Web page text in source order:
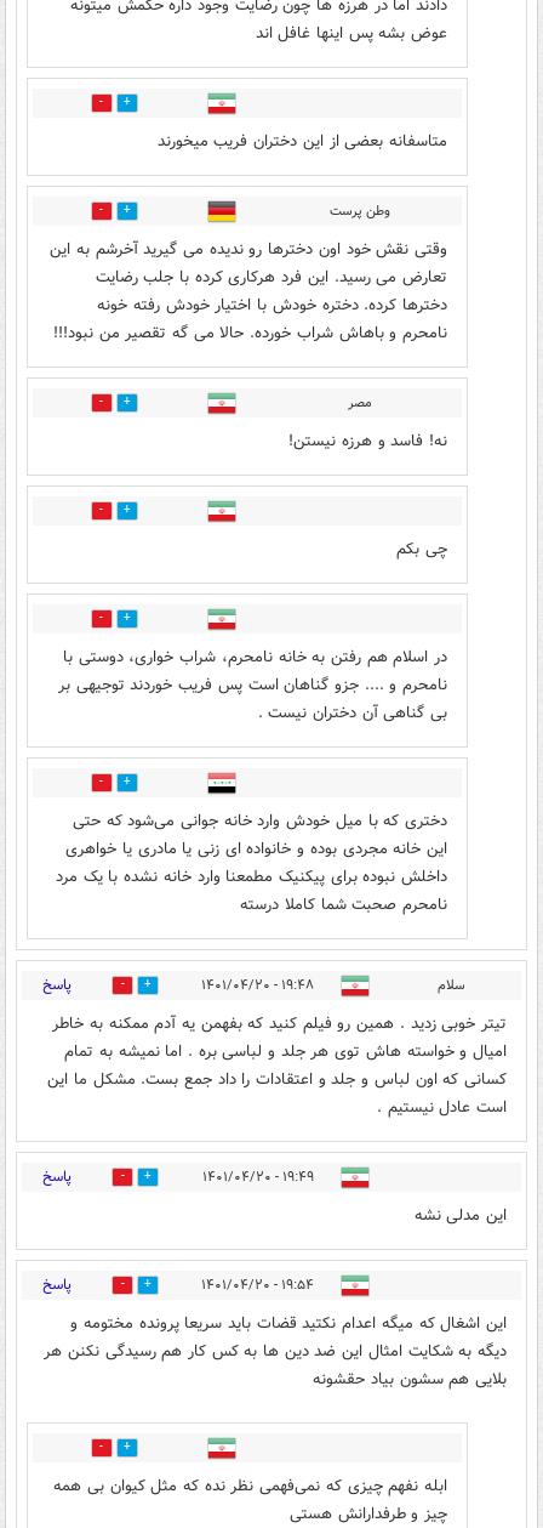
دادند اما در هرزه ها چون رضایت وجود داره حکمش میتونه
عوض بشه پس اینها غافل اند
10
متاسفانه بعضی از این دختران فریب میخورند
وطن پرست 22
وقتی نقش خود اون دخترها رو ندیده می گیرید آخرشم به این
تعارض می رسید. این فرد هرکاری کرده با جلب رضایت
دخترها کرده. دختره خودش با اختیار خودش رفته خونه
نامحرم و باهاش شراب خورده. حالا می گه تقصیر من نبود!!!
مصر 1
نه! فاسد و هرزه نیستن!
1
چی بکم
5
در اسلام هم رفتن به خانه نامحرم، شراب خواری، دوستی با
نامحرم و .... جزو گناهان است پس فریب خوردند توجیهی بر
بی گناهی آن دختران نیست .
5
دختری که با میل خودش وارد خانه جوانی می‌شود که حتی
این خانه مجردی بوده و خانواده ای زنی یا مادری یا خواهری
داخلش نبوده برای پیکنیک مطمعنا وارد خانه نشده با یک مرد
نامحرم صحبت شما کاملا درسته
سلام ۱۹:۴۸ - ۱۴۰۱/۰۴/۲۰ 6 پاسخ
تیتر خوبی زدید . همین رو فیلم کنید که بفهمن یه آدم ممکنه به خاطر
امیال و خواسته هاش توی هر جلد و لباسی بره . اما نمیشه به تمام
کسانی که اون لباس و جلد و اعتقادات را داد جمع بست. مشکل ما این
است عادل نیستیم .
۱۹:۴۹ - ۱۴۰۱/۰۴/۲۰ 0 پاسخ
این مدلی نشه
۱۹:۵۴ - ۱۴۰۱/۰۴/۲۰ 13 پاسخ
این اشغال که میگه اعدام نکتید قضات باید سریعا پرونده مختومه و
دیگه به شکایت امثال این ضد دین ها به کس کار هم رسیدگی نکنن هر
بلایی هم سشون بیاد حقشونه
1
ابله نفهم چیزی که نمی‌فهمی نظر نده که مثل کیوان بی همه
چیز و طرفدارانش هستی